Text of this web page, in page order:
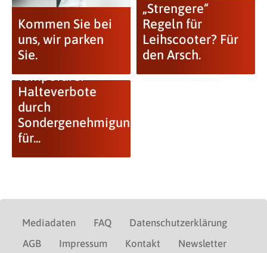
Kommen Sie bei
uns, wir parken
Sie.
„Strengere“
Regeln für
Leihscooter? Für
den Arsch.
Inflation
temporärer
Halteverbote
durch
Sondergenehmigung
für...
Mediadaten FAQ
Datenschutzerklärung
AGB
Impressum Kontakt Newsletter